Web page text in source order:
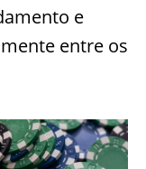
e
entre os